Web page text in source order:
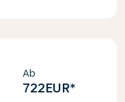
Ab
722EUR*